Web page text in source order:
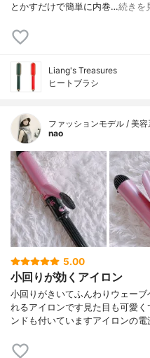
とかすだけで簡単に内巻…続きを
Liang's Treasures
ヒートブラシ
ファッションモデル / 美
nao
5.00
小回りが効くアイロン
小回りがきいてふんわりウェー
れるアイロンです見た目も可愛
ンドも付いていますアイロンの